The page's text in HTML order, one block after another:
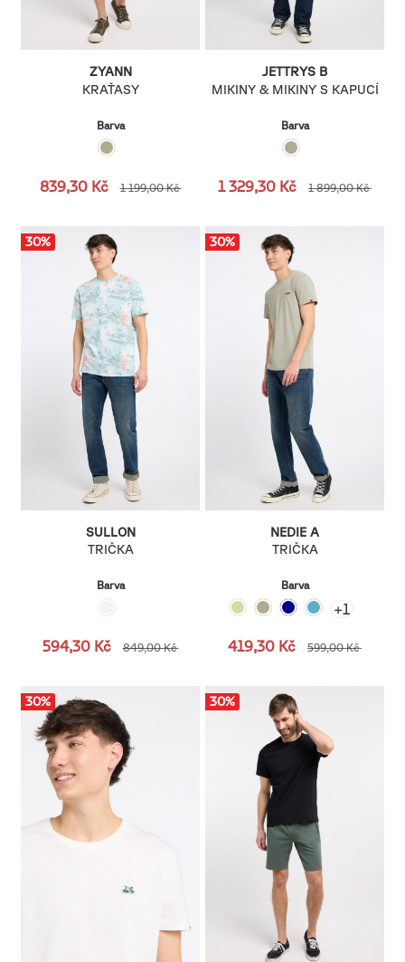
ZYANN
KRAŤASY
Barva
839,30 Kč 1 199,00 Kč
JETTRYS B
MIKINY & MIKINY S KAPUCÍ
Barva
1 329,30 Kč 1 899,00 Kč
30%
SULLON
TRIČKA
Barva
594,30 Kč 849,00 Kč
30%
NEDIE A
TRIČKA
Barva
+1
419,30 Kč 599,00 Kč
30% 30%